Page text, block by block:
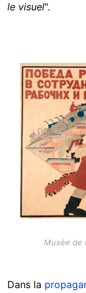
le visuel".
Image
Musée de
Dans la